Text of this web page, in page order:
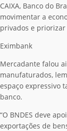
CAIXA, Banco do
movimentar a
privados e
Eximbank
Mercadante falou
manufaturados,
espaço expressivo
banco.
“O BNDES deve
exportações de